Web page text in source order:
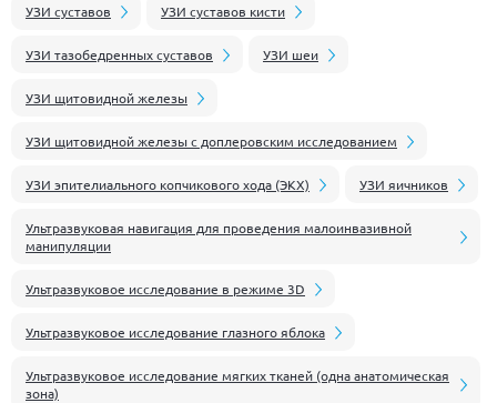
УЗИ суставов УЗИ суставов кисти
УЗИ тазобедренных суставов УЗИ шеи
УЗИ щитовидной железы
УЗИ щитовидной железы с доплеровским исследованием
УЗИ эпителиального копчикового хода (ЭКХ) УЗИ яичников
Ультразвуковая навигация для проведения малоинвазивной
манипуляции
Ультразвуковое исследование в режиме 3D
Ультразвуковое исследование глазного яблока
Ультразвуковое исследование мягких тканей (одна анатомическая
зона)